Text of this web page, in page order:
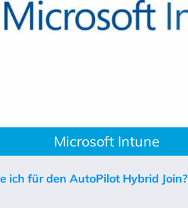
Microsoft Intune
ich für den AutoPilot Hybrid Join?